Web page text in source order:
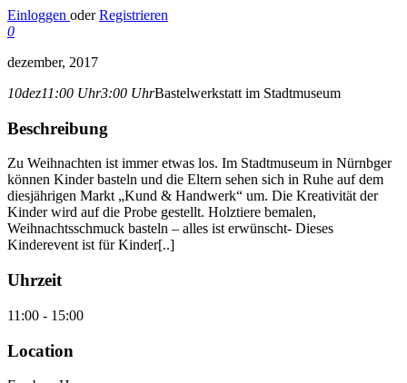
Einloggen oder Registrieren
0
dezember, 2017
10dez11:00 Uhr3:00 UhrBastelwerkstatt im Stadtmuseum
Beschreibung
Zu Weihnachten ist immer etwas los. Im Stadtmuseum in Nürnbger
können Kinder basteln und die Eltern sehen sich in Ruhe auf dem
diesjährigen Markt „Kund & Handwerk“ um. Die Kreativität der
Kinder wird auf die Probe gestellt. Holztiere bemalen,
Weihnachtsschmuck basteln – alles ist erwünscht- Dieses
Kinderevent ist für Kinder[..]
Uhrzeit
11:00 - 15:00
Location